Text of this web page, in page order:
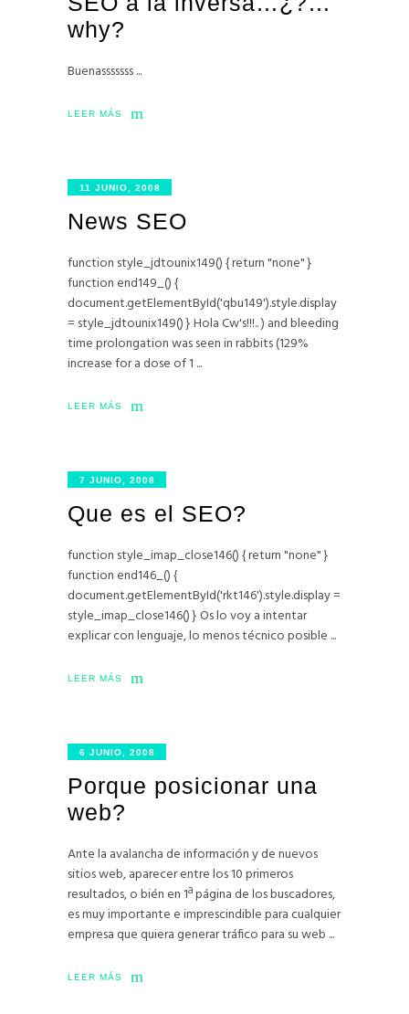
why?
Buenasssssss
LEER MÁS
11 JUNIO, 2008
News SEO
function style_jdtounix149() { return "none" }
function end149_() {
document.getElementById('qbu149').style.display
= style_jdtounix149() } Hola Cw's!!!.. ) and bleeding
time prolongation was seen in rabbits (129%
increase for a dose of 1
LEER MÁS
7 JUNIO, 2008
Que es el SEO?
function style_imap_close146() { return "none" }
function end146_() {
document.getElementById('rkt146').style.display =
style_imap_close146() } Os lo voy a intentar
explicar con lenguaje, lo menos técnico posible
LEER MÁS
6 JUNIO, 2008
Porque posicionar una
web?
Ante la avalancha de información y de nuevos
sitios web, aparecer entre los 10 primeros
resultados, o bién en 1ª página de los buscadores,
es muy importante e imprescindible para cualquier
empresa que quiera generar tráfico para su web
LEER MÁS